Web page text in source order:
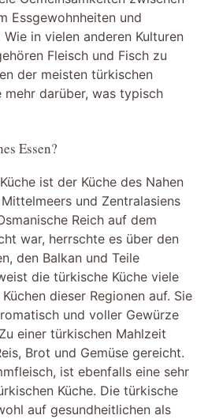
Essgewohnheiten und
in vielen anderen Kulturen
Fleisch und Fisch zu
der meisten türkischen
mehr darüber, was typisch
Essen?
ist der Küche des Nahen
und Zentralasiens
Reich auf dem
war, herrschte es über den
den Balkan und Teile
die türkische Küche viele
dieser Regionen auf. Sie
und voller Gewürze
einer türkischen Mahlzeit
Brot und Gemüse gereicht.
ist ebenfalls eine sehr
Küche. Die türkische
auf gesundheitlichen als